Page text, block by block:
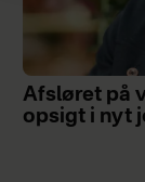
Afsløret på
opsigt i nyt